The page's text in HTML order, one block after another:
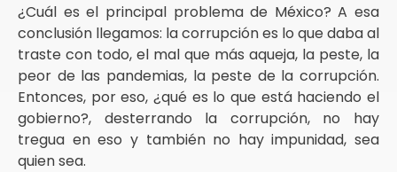
¿Cuál es el principal problema de México? A esa
conclusión llegamos: la corrupción es lo que daba al
traste con todo, el mal que más aqueja, la peste, la
peor de las pandemias, la peste de la corrupción.
Entonces, por eso, ¿qué es lo que está haciendo el
gobierno?, desterrando la corrupción, no hay
tregua en eso y también no hay impunidad, sea
quien sea.